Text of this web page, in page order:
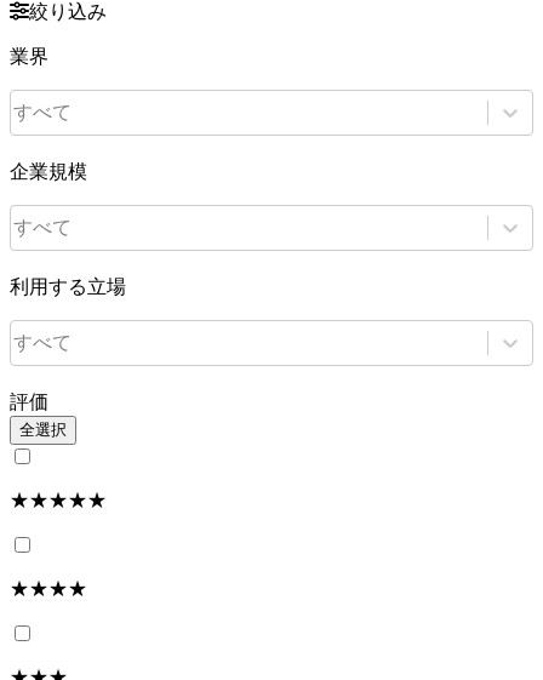
絞り込み
業界
すべて
企業規模
すべて
利用する立場
すべて
評価
全選択
★★★★★
★★★★